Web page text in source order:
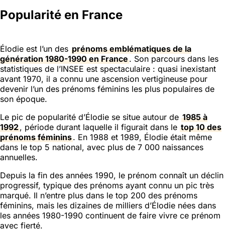
Popularité en France
Élodie est l’un des prénoms emblématiques de la
génération 1980-1990 en France. Son parcours dans les
statistiques de l’INSEE est spectaculaire : quasi inexistant
avant 1970, il a connu une ascension vertigineuse pour
devenir l’un des prénoms féminins les plus populaires de
son époque.
Le pic de popularité d’Élodie se situe autour de 1985 à
1992, période durant laquelle il figurait dans le top 10 des
prénoms féminins. En 1988 et 1989, Élodie était même
dans le top 5 national, avec plus de 7 000 naissances
annuelles.
Depuis la fin des années 1990, le prénom connaît un déclin
progressif, typique des prénoms ayant connu un pic très
marqué. Il n’entre plus dans le top 200 des prénoms
féminins, mais les dizaines de milliers d’Élodie nées dans
les années 1980-1990 continuent de faire vivre ce prénom
avec fierté.